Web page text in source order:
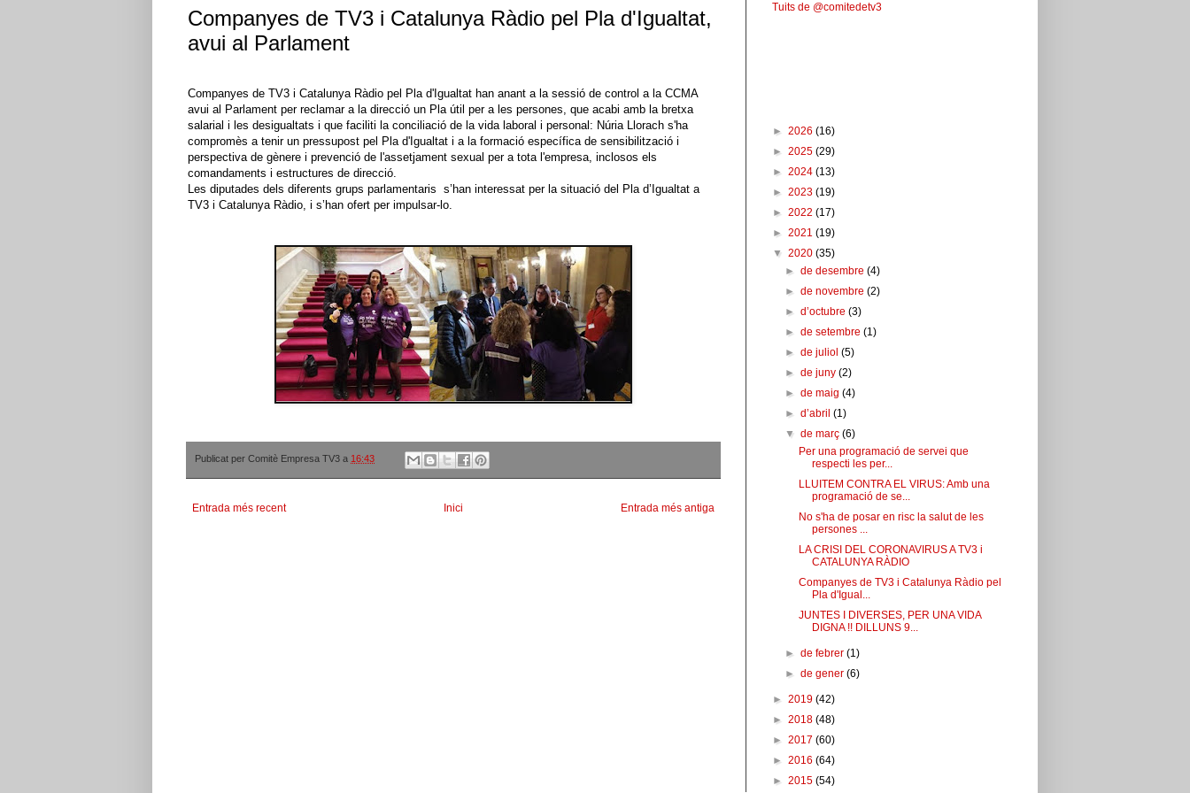
Companyes de TV3 i Catalunya Ràdio pel Pla d'Igualtat,
avui al Parlament
Companyes de TV3 i Catalunya Ràdio pel Pla d'Igualtat han anant a la sessió de control a la CCMA
avui al Parlament per reclamar a la direcció un Pla útil per a les persones, que acabi amb la bretxa
salarial i les desigualtats i que faciliti la conciliació de la vida laboral i personal: Núria Llorach s'ha
compromès a tenir un pressupost pel Pla d'Igualtat i a la formació específica de sensibilització i
perspectiva de gènere i prevenció de l'assetjament sexual per a tota l'empresa, inclosos els
comandaments i estructures de direcció.
Les diputades dels diferents grups parlamentaris s’han interessat per la situació del Pla d’Igualtat a
TV3 i Catalunya Ràdio, i s’han ofert per impulsar-lo.
Publicat per Comitè Empresa TV3 a 16:43
Entrada més recent Entrada més antiga
Inici
Tuits de @comitedetv3
► 2026 (16)
► 2025 (29)
► 2024 (13)
► 2023 (19)
► 2022 (17)
► 2021 (19)
▼ 2020 (35)
►de desembre(4)
►de novembre(2)
►d’octubre(3)
►de setembre(1)
►de juliol(5)
►de juny(2)
►de maig(4)
►d’abril(1)
▼de març(6)
Per una programació de servei que
respecti les per...
LLUITEM CONTRA EL VIRUS: Amb una
programació de se...
No s'ha de posar en risc la salut de les
persones ...
LA CRISI DEL CORONAVIRUS A TV3 i
CATALUNYA RÀDIO
Companyes de TV3 i Catalunya Ràdio pel
Pla d'Igual...
JUNTES I DIVERSES, PER UNA VIDA
DIGNA !! DILLUNS 9...
►de febrer(1)
►de gener(6)
► 2019 (42)
► 2018 (48)
► 2017 (60)
► 2016 (64)
► 2015 (54)